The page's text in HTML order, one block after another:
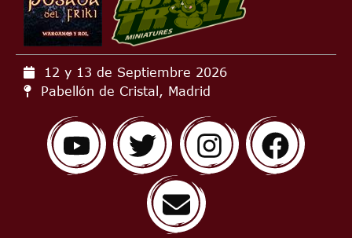
12 y 13 de Septiembre 2026
Pabellón de Cristal, Madrid